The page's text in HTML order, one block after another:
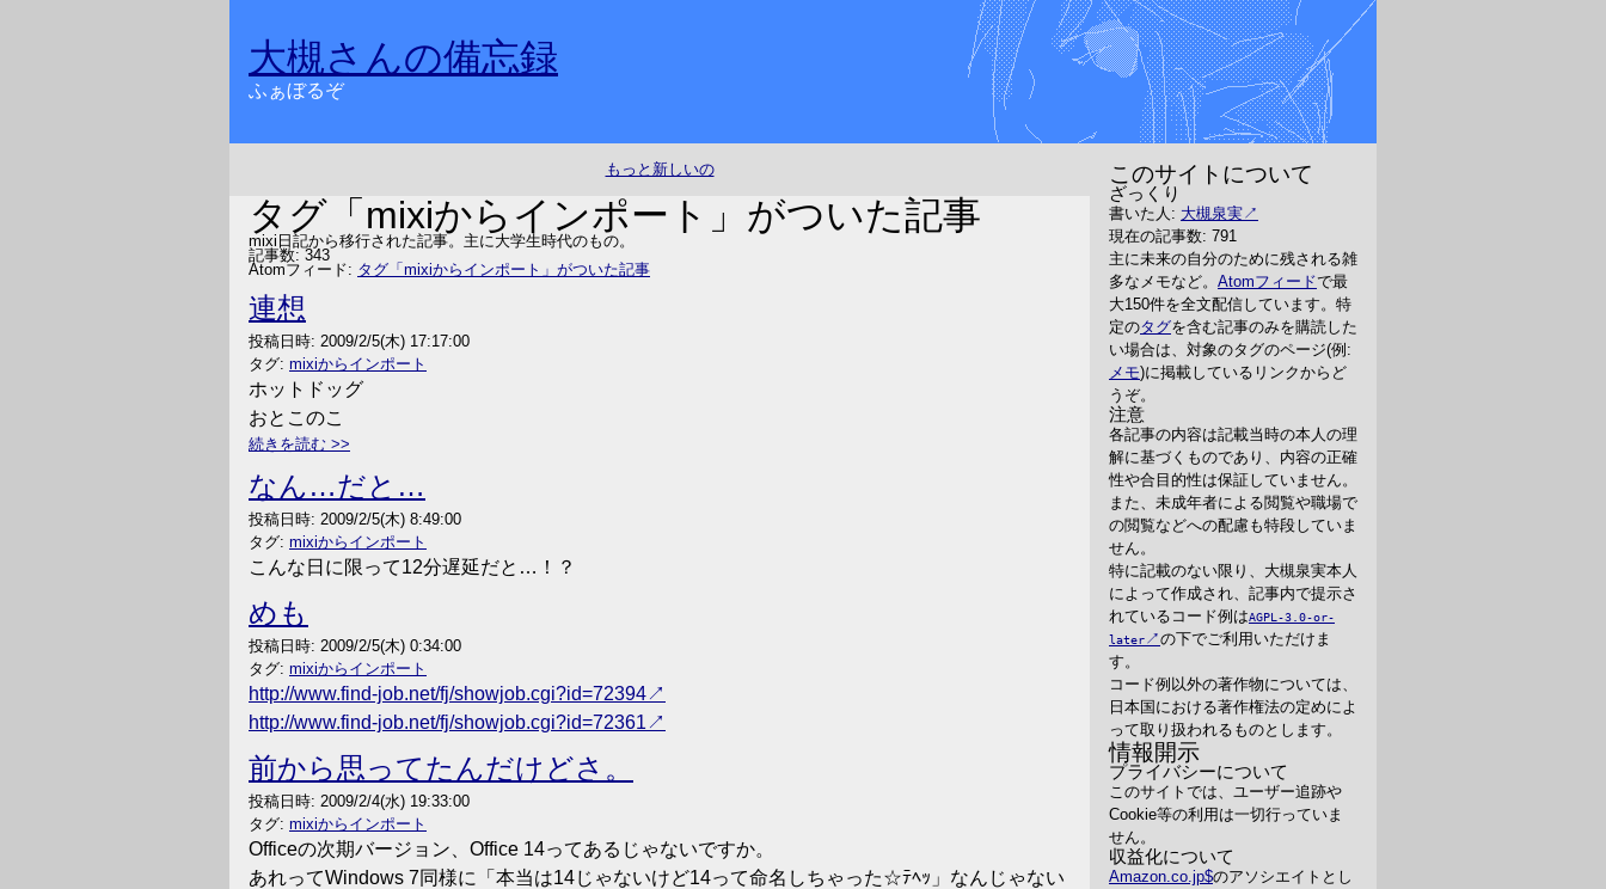
大槻さんの備忘録
ふぁぼるぞ
もっと新しいの
タグ「mixiからインポート」がついた記事
mixi日記から移行された記事。主に大学生時代のもの。
記事数: 343
Atomフィード: タグ「mixiからインポート」がついた記事
連想
投稿日時: 2009/2/5(木) 17:17:00
タグ: mixiからインポート
ホットドッグ
おとこのこ
続きを読む
なん…だと…
投稿日時: 2009/2/5(木) 8:49:00
タグ: mixiからインポート
こんな日に限って12分遅延だと…！？
めも
投稿日時: 2009/2/5(木) 0:34:00
タグ: mixiからインポート
http://www.find-job.net/fj/showjob.cgi?id=72394
http://www.find-job.net/fj/showjob.cgi?id=72361
前から思ってたんだけどさ。
投稿日時: 2009/2/4(水) 19:33:00
タグ: mixiからインポート
Officeの次期バージョン、Office 14ってあるじゃないですか。
あれってWindows 7同様に「本当は14じゃないけど14って命名しちゃった☆ﾃﾍｯ」なんじゃない
このサイトについて
ざっくり
書いた人: 大槻泉実
現在の記事数: 791
主に未来の自分のために残される雑
多なメモなど。 Atomフィードで最
大150件を全文配信しています。特
定のタグを含む記事のみを購読した
い場合は、対象のタグのページ(例:
メモ)に掲載しているリンクからど
うぞ。
注意
各記事の内容は記載当時の本人の理
解に基づくものであり、内容の正確
性や合目的性は保証していません。
また、未成年者による閲覧や職場で
の閲覧などへの配慮も特段していま
せん。
特に記載のない限り、大槻泉実本人
によって作成され、記事内で提示さ
れているコード例はAGPL-3.0-or-
later
の下でご利用いただけま
す。
コード例以外の著作物については、
日本国における著作権法の定めによ
って取り扱われるものとします。
情報開示
プライバシーについて
このサイトでは、ユーザー追跡や
Cookie等の利用は一切行っていま
せん。
収益化について
Amazon.co.jp のアソシエイトとし